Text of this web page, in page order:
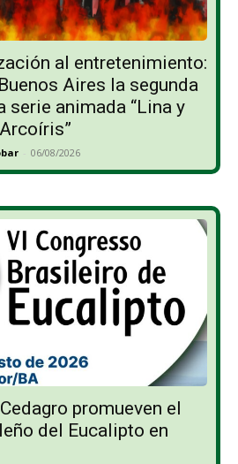
al entretenimiento:
Aires la segunda
serie animada “Lina y
- 06/08/2026
promueven el
del Eucalipto en